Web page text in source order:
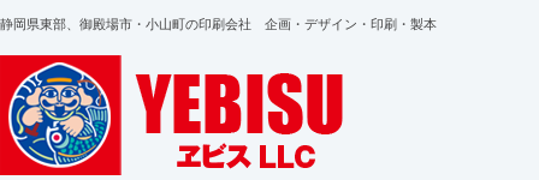
静岡県東部、御殿場市・小山町の印刷会社 企画・デザイン・印刷・製本